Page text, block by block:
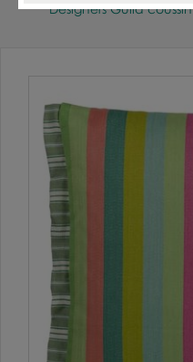
Designers Guild